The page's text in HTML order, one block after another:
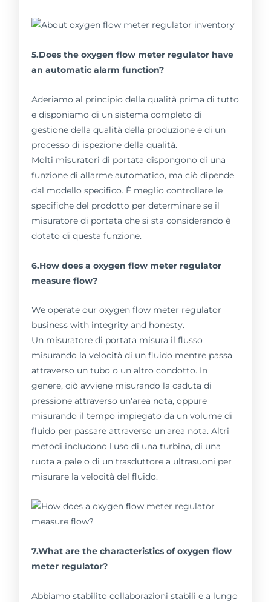
5.Does the oxygen flow meter regulator have
an automatic alarm function?
Aderiamo al principio della qualità prima di tutto
e disponiamo di un sistema completo di
gestione della qualità della produzione e di un
processo di ispezione della qualità.
Molti misuratori di portata dispongono di una
funzione di allarme automatico, ma ciò dipende
dal modello specifico. È meglio controllare le
specifiche del prodotto per determinare se il
misuratore di portata che si sta considerando è
dotato di questa funzione.
6.How does a oxygen flow meter regulator
measure flow?
We operate our oxygen flow meter regulator
business with integrity and honesty.
Un misuratore di portata misura il flusso
misurando la velocità di un fluido mentre passa
attraverso un tubo o un altro condotto. In
genere, ciò avviene misurando la caduta di
pressione attraverso un'area nota, oppure
misurando il tempo impiegato da un volume di
fluido per passare attraverso un'area nota. Altri
metodi includono l'uso di una turbina, di una
ruota a pale o di un trasduttore a ultrasuoni per
misurare la velocità del fluido.
7.What are the characteristics of oxygen flow
meter regulator?
Abbiamo stabilito collaborazioni stabili e a lungo